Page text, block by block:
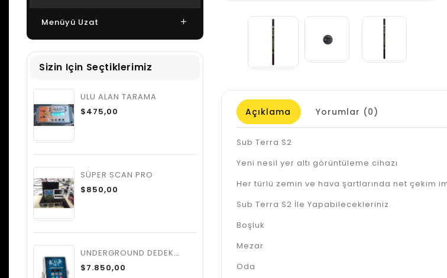
Menüyü Uzat
Sizin Için Seçtiklerimiz
ULU ALAN TARAMA
$475,00
SÜPER SCAN PRO
$850,00
UNDERGROUND DEDEKTÖR
$7.850,00
Açıklama Yorumlar (0)
Sub Terra S2
Yeni nesil yer altı görüntüleme cihazı
Her türlü zemin ve hava şartlarında net çekim
Sub Terra S2 İle Yapabilecekleriniz.
Boşluk
Mezar
Oda